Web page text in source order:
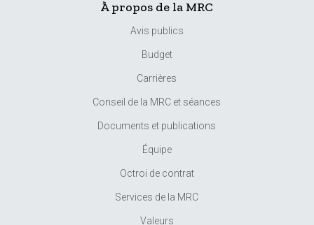
À propos de la MRC
Avis publics
Budget
Carrières
Conseil de la MRC et séances
Documents et publications
Équipe
Octroi de contrat
Services de la MRC
Valeurs